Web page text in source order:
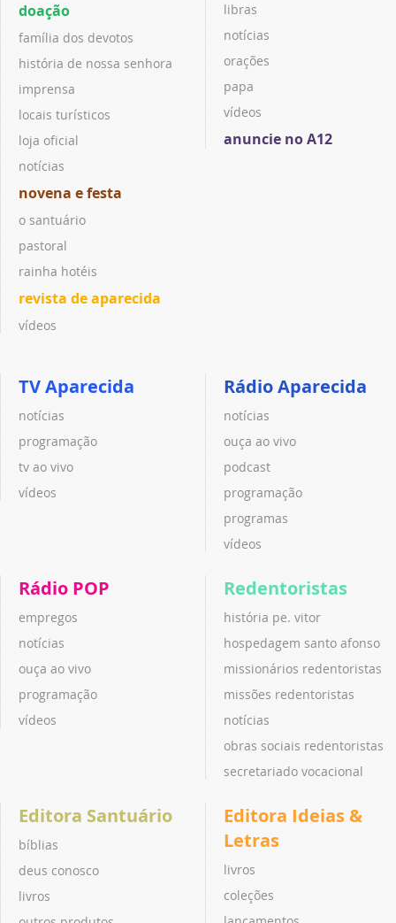
doação
família dos devotos
história de nossa senhora
imprensa
locais turísticos
loja oficial
notícias
novena e festa
o santuário
pastoral
rainha hotéis
revista de aparecida
vídeos
libras
notícias
orações
papa
vídeos
anuncie no A12
TV Aparecida
notícias
programação
tv ao vivo
vídeos
Rádio Aparecida
notícias
ouça ao vivo
podcast
programação
programas
vídeos
Rádio POP
empregos
notícias
ouça ao vivo
programação
vídeos
Redentoristas
história pe. vitor
hospedagem santo afonso
missionários redentoristas
missões redentoristas
notícias
obras sociais redentoristas
secretariado vocacional
Editora Santuário
bíblias
deus conosco
livros
Editora Ideias &
Letras
livros
coleções